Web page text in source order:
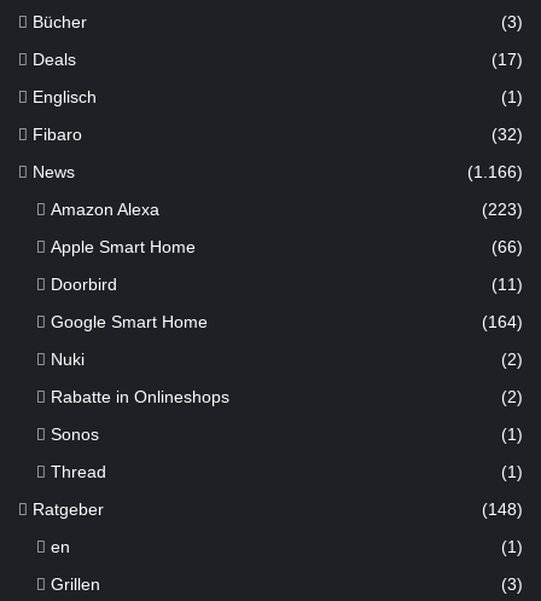
Bücher (3)
Deals (17)
Englisch (1)
Fibaro (32)
News (1.166)
Amazon Alexa
(223)
Apple Smart Home
(66)
Doorbird
(11)
Google Smart Home
(164)
Nuki
(2)
Rabatte in Onlineshops
(2)
Sonos
(1)
Thread
(1)
Ratgeber (148)
en
(1)
Grillen
(3)